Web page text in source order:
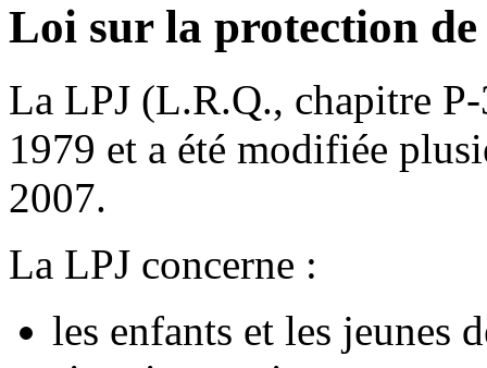
Loi sur la protection de
La LPJ (L.R.Q., chapitre
1979 et a été modifiée
2007.
La LPJ concerne :
les enfants et les jeunes